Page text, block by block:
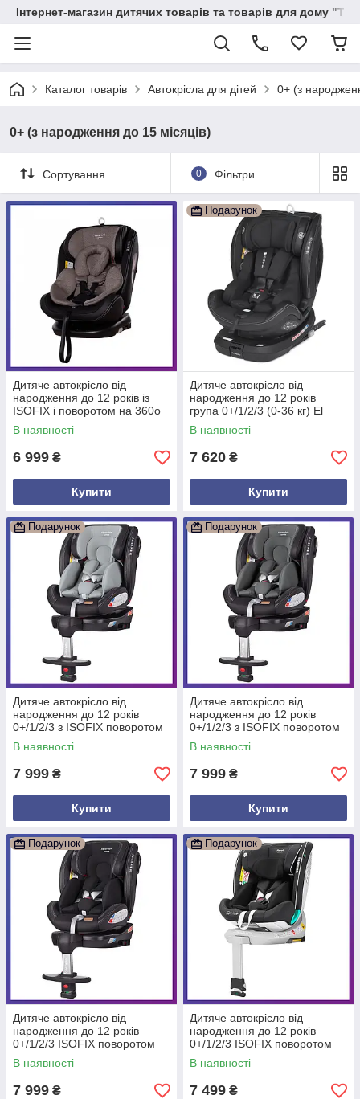
Інтернет-магазин дитячих товарів та товарів для дому
Каталог товарів Автокрісла для дітей 0+ (з
0+ (з народження до 15 місяців)
Сортування 0 Фільтри
Дитяче автокрісло від
народження до 12 років із
ISOFIX і поворотом на 360o
Carrello Asteroid CRL-12801
бежеве
В наявності
6 999 ₴
Купити
Подарунок
Дитяче автокрісло від
народження до 12 років
група 0+/1/2/3 (0-36 кг) El
Camino ME 1109 i-BASE Jet
Black
В наявності
7 620 ₴
Купити
Подарунок
Дитяче автокрісло від
народження до 12 років
0+/1/2/3 з ISOFIX поворотом
на 360 Carrello Asteroid+
CRL-15801 Сірий
В наявності
7 999 ₴
Купити
Подарунок
Дитяче автокрісло від
народження до 12 років
0+/1/2/3 з ISOFIX поворотом
на 360 Carrello Asteroid+
CRL-15801 Сірий
В наявності
7 999 ₴
Купити
Подарунок
Дитяче автокрісло від
народження до 12 років
0+/1/2/3 ISOFIX поворотом
на 360 Carrello Asteroid+
CRL-15801 Чорний
В наявності
7 999 ₴
Подарунок
Дитяче автокрісло від
народження до 12 років
0+/1/2/3 ISOFIX поворотом
на 360 Carrello Revolt CRL-
15805 Чорний
В наявності
7 499 ₴